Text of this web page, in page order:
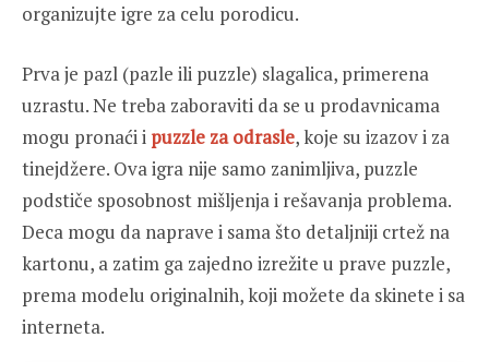
organizujte igre za celu porodicu.
Prva je pazl (pazle ili puzzle) slagalica, primerena
uzrastu. Ne treba zaboraviti da se u prodavnicama
mogu pronaći i puzzle za odrasle, koje su izazov i za
tinejdžere. Ova igra nije samo zanimljiva, puzzle
podstiče sposobnost mišljenja i rešavanja problema.
Deca mogu da naprave i sama što detaljniji crtež na
kartonu, a zatim ga zajedno izrežite u prave puzzle,
prema modelu originalnih, koji možete da skinete i sa
interneta.